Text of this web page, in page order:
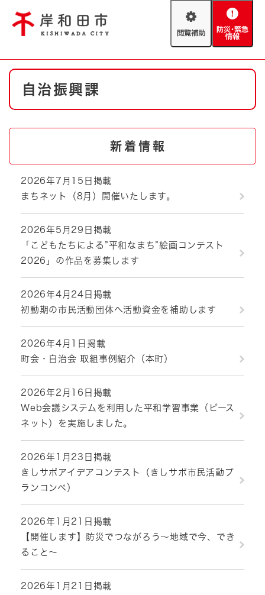
閲
助
防
緊
やさしい日本語
拡大
防災・緊急情報
ハザードマップ AED設置箇所
本
自治振興課
新着情報
2026年7月15日掲載
まちネット（8月）開催いたします。
2026年5月29日掲載
「こどもたちによる”平和なまち”絵画コンテスト
2026」の作品を募集します
2026年4月24日掲載
初動期の市民活動団体へ活動資金を補助します
2026年4月1日掲載
町会・自治会 取組事例紹介（本町）
2026年2月16日掲載
Web会議システムを利用した平和学習事業（ピース
ネット）を実施しました。
2026年1月23日掲載
きしサポアイデアコンテスト（きしサポ市民活動プ
ランコンペ）
2026年1月21日掲載
【開催します】防災でつながろう～地域で今、でき
ること～
2026年1月21日掲載